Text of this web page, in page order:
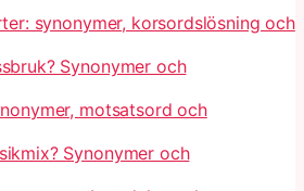
synonymer, korsordslösning och
Synonymer och
motsatsord och
Synonymer och